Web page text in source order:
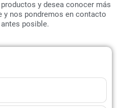
y desea conocer más
y nos pondremos en contacto
posible.